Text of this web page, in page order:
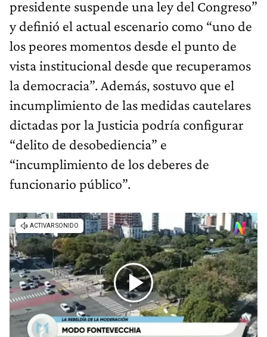
presidente suspende una ley del Congreso”
y definió el actual escenario como “uno de
los peores momentos desde el punto de
vista institucional desde que recuperamos
la democracia”. Además, sostuvo que el
incumplimiento de las medidas cautelares
dictadas por la Justicia podría configurar
“delito de desobediencia” e
“incumplimiento de los deberes de
funcionario público”.